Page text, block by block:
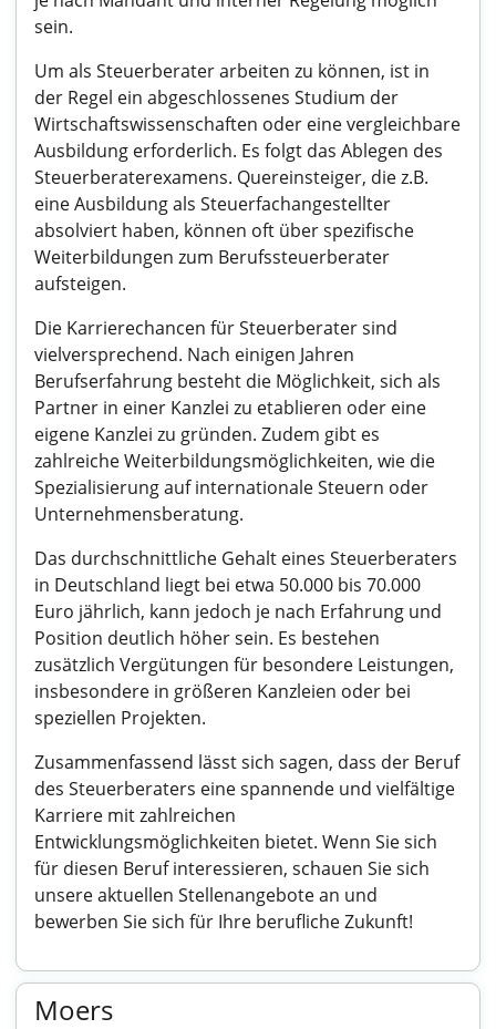
sein.
Um als Steuerberater arbeiten zu können, ist in
der Regel ein abgeschlossenes Studium der
Wirtschaftswissenschaften oder eine vergleichbare
Ausbildung erforderlich. Es folgt das Ablegen des
Steuerberaterexamens. Quereinsteiger, die z.B.
eine Ausbildung als Steuerfachangestellter
absolviert haben, können oft über spezifische
Weiterbildungen zum Berufssteuerberater
aufsteigen.
Die Karrierechancen für Steuerberater sind
vielversprechend. Nach einigen Jahren
Berufserfahrung besteht die Möglichkeit, sich als
Partner in einer Kanzlei zu etablieren oder eine
eigene Kanzlei zu gründen. Zudem gibt es
zahlreiche Weiterbildungsmöglichkeiten, wie die
Spezialisierung auf internationale Steuern oder
Unternehmensberatung.
Das durchschnittliche Gehalt eines Steuerberaters
in Deutschland liegt bei etwa 50.000 bis 70.000
Euro jährlich, kann jedoch je nach Erfahrung und
Position deutlich höher sein. Es bestehen
zusätzlich Vergütungen für besondere Leistungen,
insbesondere in größeren Kanzleien oder bei
speziellen Projekten.
Zusammenfassend lässt sich sagen, dass der Beruf
des Steuerberaters eine spannende und vielfältige
Karriere mit zahlreichen
Entwicklungsmöglichkeiten bietet. Wenn Sie sich
für diesen Beruf interessieren, schauen Sie sich
unsere aktuellen Stellenangebote an und
bewerben Sie sich für Ihre berufliche Zukunft!
Moers